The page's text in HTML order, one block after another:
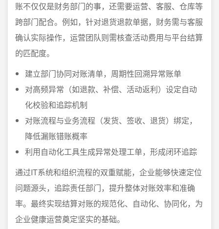
账不仅仅是财务部门的事，还需要运营、客服、仓库等
跨部门配合。例如，针对退货退款单据，财务需与客服
确认实际操作，运营团队则需核查活动费用与平台结算
的匹配度。
建立部门协同对账清单，周期性回溯异常账单
对高频异常（如退款、补偿、活动返利）设定自动
化校验和追踪机制
对账流程与业务流程（发货、签收、退货）绑定，
降低漏账错账概率
利用自动化工具生成异常处理工单，形成闭环追踪
通过IT系统和组织流程的双重赋能，企业能够快速定位
问题源头，追踪责任部门，提升整体对账效率和准确
率。最终实现结算对账的规范化、自动化、协同化，为
企业健康运营奠定坚实的基础。